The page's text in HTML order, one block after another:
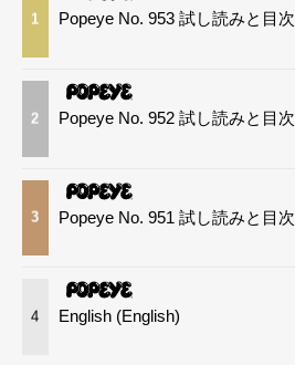
1 Popeye No. 953 試し読みと目次
2 Popeye No. 952 試し読みと目次
3 Popeye No. 951 試し読みと目次
4 English (English)